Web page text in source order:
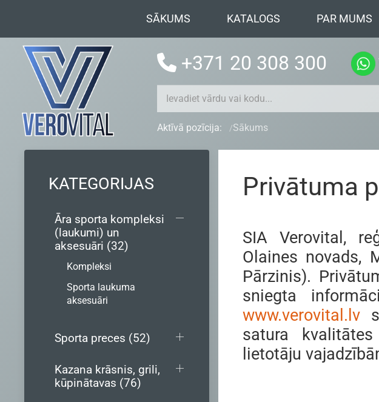
SĀKUMS KATALOGS PAR MUMS
+371 20 308 300
Aktīvā pozīcija: Sākums
KATEGORIJAS
Āra sporta kompleksi
(laukumi) un
aksesuāri (32)
Kompleksi
Sporta laukuma
aksesuāri
Sporta preces (52)
Kazana krāsnis, grili,
kūpinātavas (76)
Privātuma
SIA Verovital,
Olaines novads,
Pārzinis).
sniegta
www.verovital.lv
satura
lietotāju